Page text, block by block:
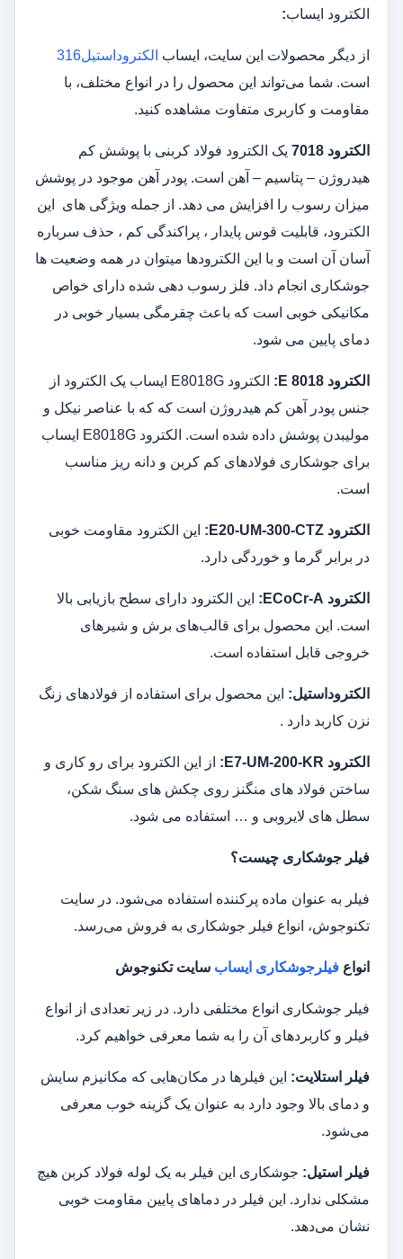
الکترود ایساب:
از دیگر محصولات این سایت، ایساب الکتروداستیل316
است. شما می‌تواند این محصول را در انواع مختلف، با
مقاومت و کاربری متفاوت مشاهده کنید.
الکترود 7018
یک الکترود فولاد کربنی با پوشش کم
هیدروژن – پتاسیم – آهن است. پودر آهن موجود در پوشش
میزان رسوب را افزایش می دهد. از جمله ویژگی های این
الکترود، قابلیت قوس پایدار ، پراکندگی کم ، حذف سرباره
آسان آن است و با این الکترودها میتوان در همه وضعیت ها
جوشکاری انجام داد. فلز رسوب دهی شده دارای خواص
مکانیکی خوبی است که باعث چقرمگی بسیار خوبی در
دمای پایین می شود.
الکترود E 8018:
الکترود E8018G ایساب یک الکترود از
جنس پودر آهن کم هیدروژن است که که با عناصر نیکل و
مولیبدن پوشش داده شده است. الکترود E8018G ایساب
برای جوشکاری فولادهای کم کربن و دانه ریز مناسب
است.
الکترود E20-UM-300-CTZ:
این الکترود مقاومت خوبی
در برابر گرما و خوردگی دارد.
الکترود ECoCr-A:
این الکترود دارای سطح بازیابی بالا
است. این محصول برای قالب‌های برش و شیرهای
خروجی قابل استفاده است.
الکتروداستیل: این محصول برای استفاده از فولادهای زنگ
نزن کاربد دارد .
الکترود E7-UM-200-KR:
از این الکترود برای رو کاری و
ساختن فولاد های منگنز روی چکش های سنگ شکن،
سطل های لایروبی و … استفاده می شود.
فیلر جوشکاری چیست؟
فیلر به عنوان ماده پرکننده استفاده می‌شود. در سایت
تکنوجوش، انواع فیلر جوشکاری به فروش می‌رسد.
انواع فیلرجوشکاری ایساب سایت تکنوجوش
فیلر جوشکاری انواع مختلفی دارد. در زیر تعدادی از انواع
فیلر و کاربردهای آن را به شما معرفی خواهیم کرد.
فیلر استلایت: این فیلرها در مکان‌هایی که مکانیزم سایش
و دمای بالا وجود دارد به عنوان یک گزینه خوب معرفی
می‌شود.
فیلر استیل: جوشکاری این فیلر به یک لوله فولاد کربن هیچ
مشکلی ندارد. این فیلر در دماهای پایین مقاومت خوبی
نشان می‌دهد.